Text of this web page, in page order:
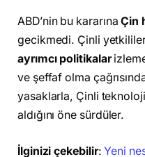
ABD’nin bu kararınaÇin
gecikmedi. Çinli
ayrımcı politikalar
ve şeffaf olma
yasaklarla, Çinli
aldığını öne sürdüler.
İlginizi çekebilir:Yeni